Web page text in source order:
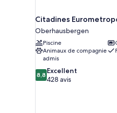
Citadines
Oberhausbergen
Piscine
Animaux de compagnie
admis
8.8
sur
8,8 Excellent
428 avis